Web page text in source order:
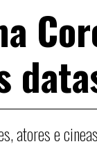
atores e